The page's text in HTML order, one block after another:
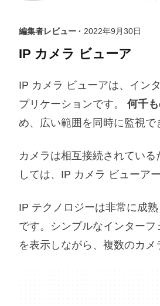
編集者レビュー · 2022年9月30日
IP カメラ ビューア
IP カメラ ビューアは、イン
プリケーションです。 何千
め、広い範囲を同時に監視で
カメラは相互接続されてい
しては、IP カメラ ビューア
IP テクノロジーは非常に成
です。シンプルなインター
を表示しながら、複数のカメ